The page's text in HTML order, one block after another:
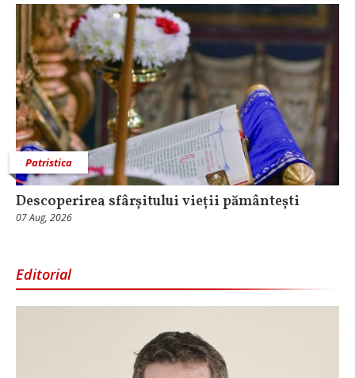
Patristica
Descoperirea sfârșitului vieții pământești
07 Aug, 2026
Editorial